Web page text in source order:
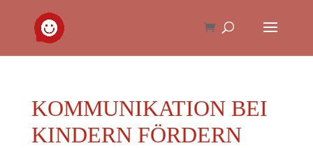
KOMMUNIKATION BEI
KINDERN FÖRDERN